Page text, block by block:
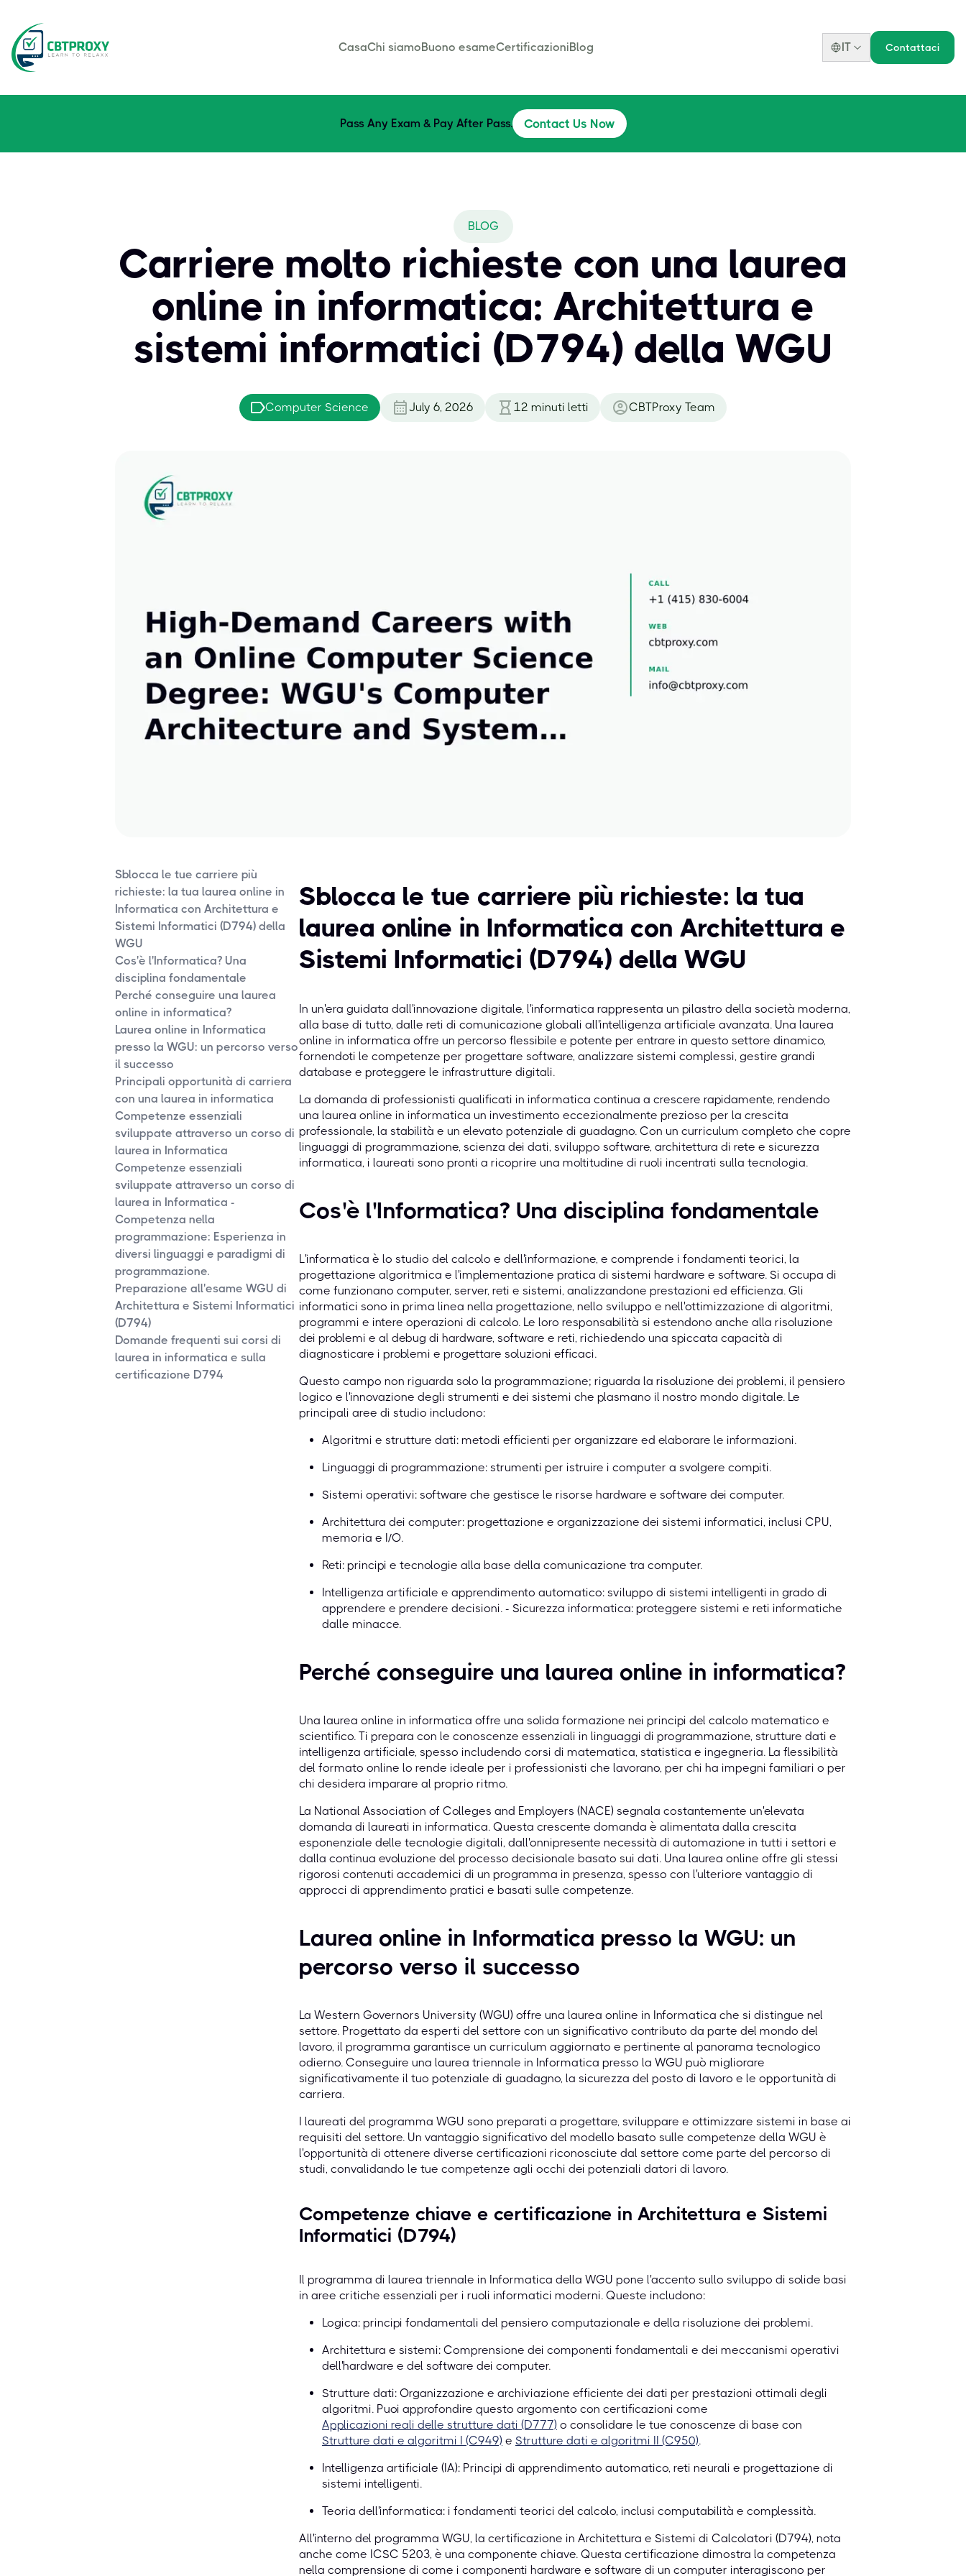
CasaChi siamoBuono esameCertificazioniBlog IT Contattaci
Pass Any Exam & Pay After Pass. Contact Us Now
BLOG
Carriere molto richieste con una laurea
online in informatica: Architettura e
sistemi informatici (D794) della WGU
Computer Science July 6, 2026 12 minuti letti CBTProxy Team
Sblocca le tue carriere più
richieste: la tua laurea online in
Informatica con Architettura e
Sistemi Informatici (D794) della
WGU
Cos'è l'Informatica? Una
disciplina fondamentale
Perché conseguire una laurea
online in informatica?
Laurea online in Informatica
presso la WGU: un percorso verso
il successo
Principali opportunità di carriera
con una laurea in informatica
Competenze essenziali
sviluppate attraverso un corso di
laurea in Informatica
Competenze essenziali
sviluppate attraverso un corso di
laurea in Informatica -
Competenza nella
programmazione: Esperienza in
diversi linguaggi e paradigmi di
programmazione.
Preparazione all'esame WGU di
Architettura e Sistemi Informatici
(D794)
Domande frequenti sui corsi di
laurea in informatica e sulla
certificazione D794
Sblocca le tue carriere più richieste: la tua
laurea online in Informatica con Architettura e
Sistemi Informatici (D794) della WGU
In un'era guidata dall'innovazione digitale, l'informatica rappresenta un pilastro della società moderna,
alla base di tutto, dalle reti di comunicazione globali all'intelligenza artificiale avanzata. Una laurea
online in informatica offre un percorso flessibile e potente per entrare in questo settore dinamico,
fornendoti le competenze per progettare software, analizzare sistemi complessi, gestire grandi
database e proteggere le infrastrutture digitali.
La domanda di professionisti qualificati in informatica continua a crescere rapidamente, rendendo
una laurea online in informatica un investimento eccezionalmente prezioso per la crescita
professionale, la stabilità e un elevato potenziale di guadagno. Con un curriculum completo che copre
linguaggi di programmazione, scienza dei dati, sviluppo software, architettura di rete e sicurezza
informatica, i laureati sono pronti a ricoprire una moltitudine di ruoli incentrati sulla tecnologia.
Cos'è l'Informatica? Una disciplina fondamentale
L'informatica è lo studio del calcolo e dell'informazione, e comprende i fondamenti teorici, la
progettazione algoritmica e l'implementazione pratica di sistemi hardware e software. Si occupa di
come funzionano computer, server, reti e sistemi, analizzandone prestazioni ed efficienza. Gli
informatici sono in prima linea nella progettazione, nello sviluppo e nell'ottimizzazione di algoritmi,
programmi e intere operazioni di calcolo. Le loro responsabilità si estendono anche alla risoluzione
dei problemi e al debug di hardware, software e reti, richiedendo una spiccata capacità di
diagnosticare i problemi e progettare soluzioni efficaci.
Questo campo non riguarda solo la programmazione; riguarda la risoluzione dei problemi, il pensiero
logico e l'innovazione degli strumenti e dei sistemi che plasmano il nostro mondo digitale. Le
principali aree di studio includono:
Algoritmi e strutture dati: metodi efficienti per organizzare ed elaborare le informazioni.
Linguaggi di programmazione: strumenti per istruire i computer a svolgere compiti.
Sistemi operativi: software che gestisce le risorse hardware e software dei computer.
Architettura dei computer: progettazione e organizzazione dei sistemi informatici, inclusi CPU,
memoria e I/O.
Reti: principi e tecnologie alla base della comunicazione tra computer.
Intelligenza artificiale e apprendimento automatico: sviluppo di sistemi intelligenti in grado di
apprendere e prendere decisioni. - Sicurezza informatica: proteggere sistemi e reti informatiche
dalle minacce.
Perché conseguire una laurea online in informatica?
Una laurea online in informatica offre una solida formazione nei principi del calcolo matematico e
scientifico. Ti prepara con le conoscenze essenziali in linguaggi di programmazione, strutture dati e
intelligenza artificiale, spesso includendo corsi di matematica, statistica e ingegneria. La flessibilità
del formato online lo rende ideale per i professionisti che lavorano, per chi ha impegni familiari o per
chi desidera imparare al proprio ritmo.
La National Association of Colleges and Employers (NACE) segnala costantemente un'elevata
domanda di laureati in informatica. Questa crescente domanda è alimentata dalla crescita
esponenziale delle tecnologie digitali, dall'onnipresente necessità di automazione in tutti i settori e
dalla continua evoluzione del processo decisionale basato sui dati. Una laurea online offre gli stessi
rigorosi contenuti accademici di un programma in presenza, spesso con l'ulteriore vantaggio di
approcci di apprendimento pratici e basati sulle competenze.
Laurea online in Informatica presso la WGU: un
percorso verso il successo
La Western Governors University (WGU) offre una laurea online in Informatica che si distingue nel
settore. Progettato da esperti del settore con un significativo contributo da parte del mondo del
lavoro, il programma garantisce un curriculum aggiornato e pertinente al panorama tecnologico
odierno. Conseguire una laurea triennale in Informatica presso la WGU può migliorare
significativamente il tuo potenziale di guadagno, la sicurezza del posto di lavoro e le opportunità di
carriera.
I laureati del programma WGU sono preparati a progettare, sviluppare e ottimizzare sistemi in base ai
requisiti del settore. Un vantaggio significativo del modello basato sulle competenze della WGU è
l'opportunità di ottenere diverse certificazioni riconosciute dal settore come parte del percorso di
studi, convalidando le tue competenze agli occhi dei potenziali datori di lavoro.
Competenze chiave e certificazione in Architettura e Sistemi
Informatici (D794)
Il programma di laurea triennale in Informatica della WGU pone l'accento sullo sviluppo di solide basi
in aree critiche essenziali per i ruoli informatici moderni. Queste includono:
Logica: principi fondamentali del pensiero computazionale e della risoluzione dei problemi.
Architettura e sistemi: Comprensione dei componenti fondamentali e dei meccanismi operativi
dell'hardware e del software dei computer.
Strutture dati: Organizzazione e archiviazione efficiente dei dati per prestazioni ottimali degli
algoritmi. Puoi approfondire questo argomento con certificazioni come
Applicazioni reali delle strutture dati (D777) o consolidare le tue conoscenze di base con
Strutture dati e algoritmi I (C949) e Strutture dati e algoritmi II (C950).
Intelligenza artificiale (IA): Principi di apprendimento automatico, reti neurali e progettazione di
sistemi intelligenti.
Teoria dell'informatica: i fondamenti teorici del calcolo, inclusi computabilità e complessità.
All'interno del programma WGU, la certificazione in Architettura e Sistemi di Calcolatori (D794), nota
anche come ICSC 5203, è una componente chiave. Questa certificazione dimostra la competenza
nella comprensione di come i componenti hardware e software di un computer interagiscono per